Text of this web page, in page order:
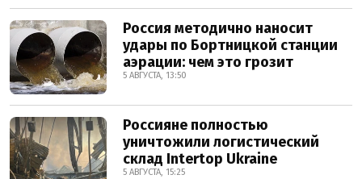
Россия методично наносит
удары по Бортницкой станции
аэрации: чем это грозит
5 АВГУСТА, 13:50
Россияне полностью
уничтожили логистический
склад Intertop Ukraine
5 АВГУСТА, 15:25